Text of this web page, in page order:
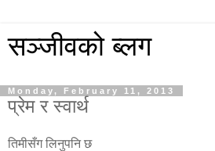
सञ्जीवको ब्लग
Monday, February 11, 2013
प्रेम र स्वार्थ
तिमीसँग लिनुपनि छ